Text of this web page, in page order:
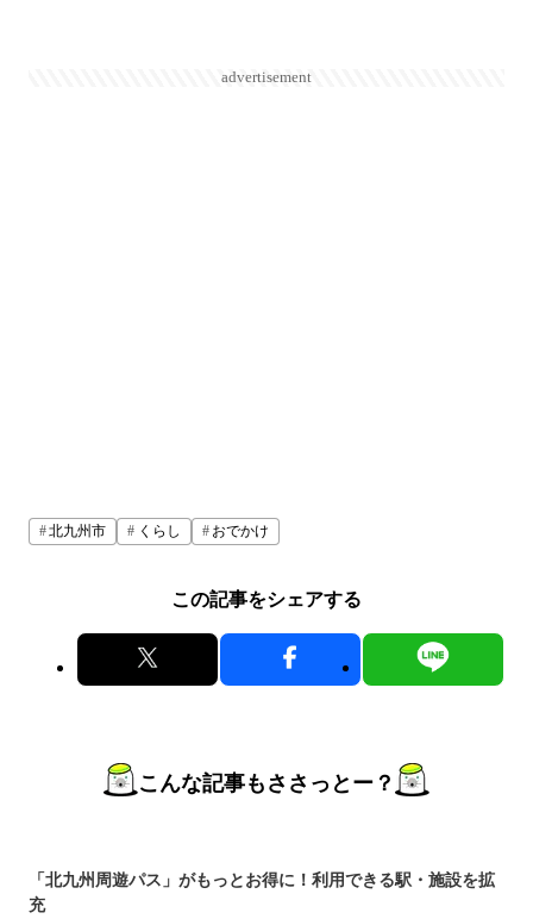
advertisement
北九州市 くらし おでかけ
この記事をシェアする
こんな記事もささっとー？
「北九州周遊パス」がもっとお得に！利用できる駅・施設を拡
充